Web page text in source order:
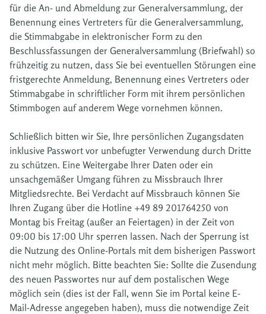
für die An- und Abmeldung zur Generalversammlung, der
Benennung eines Vertreters für die Generalversammlung,
die Stimmabgabe in elektronischer Form zu den
Beschlussfassungen der Generalversammlung (Briefwahl) so
frühzeitig zu nutzen, dass Sie bei eventuellen Störungen eine
fristgerechte Anmeldung, Benennung eines Vertreters oder
Stimmabgabe in schriftlicher Form mit ihrem persönlichen
Stimmbogen auf anderem Wege vornehmen können.
Schließlich bitten wir Sie, Ihre persönlichen Zugangsdaten
inklusive Passwort vor unbefugter Verwendung durch Dritte
zu schützen. Eine Weitergabe Ihrer Daten oder ein
unsachgemäßer Umgang führen zu Missbrauch Ihrer
Mitgliedsrechte. Bei Verdacht auf Missbrauch können Sie
Ihren Zugang über die Hotline +49 89 201764250 von
Montag bis Freitag (außer an Feiertagen) in der Zeit von
09:00 bis 17:00 Uhr sperren lassen. Nach der Sperrung ist
die Nutzung des Online-Portals mit dem bisherigen Passwort
nicht mehr möglich. Bitte beachten Sie: Sollte die Zusendung
des neuen Passwortes nur auf dem postalischen Wege
möglich sein (dies ist der Fall, wenn Sie im Portal keine E-
Mail-Adresse angegeben haben), muss die notwendige Zeit